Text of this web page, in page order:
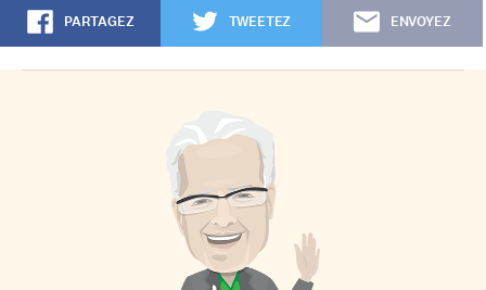
PARTAGEZ TWEETEZ ENVOYEZ